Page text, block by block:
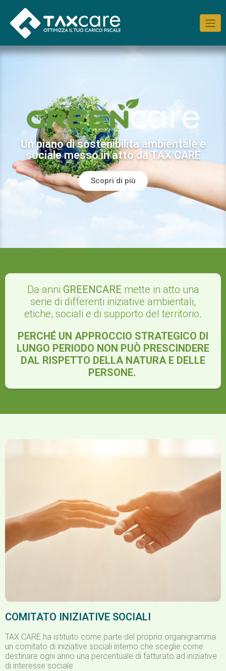
Un piano di sostenibilità ambientale e
sociale messo in atto da TAX CARE
Scopri di più
Da anni GREENCARE mette in atto una
serie di differenti iniziative ambientali,
etiche, sociali e di supporto del territorio.
PERCHÉ UN APPROCCIO STRATEGICO DI
LUNGO PERIODO NON PUÒ PRESCINDERE
DAL RISPETTO DELLA NATURA E DELLE
PERSONE. ​
COMITATO INIZIATIVE SOCIALI
TAX CARE ha istituito come parte del proprio organigramma
un comitato di iniziative sociali interno che sceglie come
destinare ogni anno una percentuale di fatturato ad iniziative
di interesse sociale.